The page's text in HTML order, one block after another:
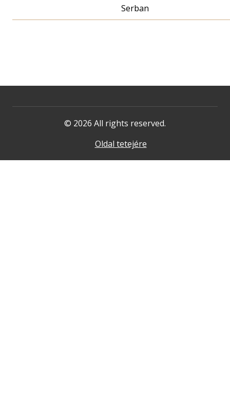
Serban
© 2026 All rights reserved.
Oldal tetejére